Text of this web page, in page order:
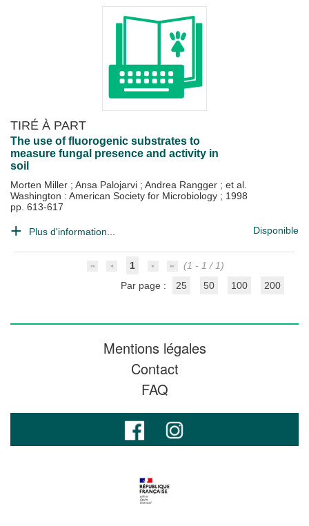
TIRÉ À PART
The use of fluorogenic substrates to
measure fungal presence and activity in
soil
Morten Miller ; Ansa Palojarvi ; Andrea Rangger ; et al.
Washington : American Society for Microbiology ; 1998
pp. 613-617
Plus d'information... Disponible
1
(1 - 1 / 1)
Par page :
25 50 100 200
Mentions légales
Contact
FAQ